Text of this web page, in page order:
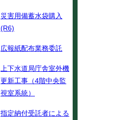
災害用備蓄水袋購入
(R6)
広報紙配布業務委託
上下水道局庁舎室外機
更新工事（4階中央監
視室系統）
指定納付受託者による